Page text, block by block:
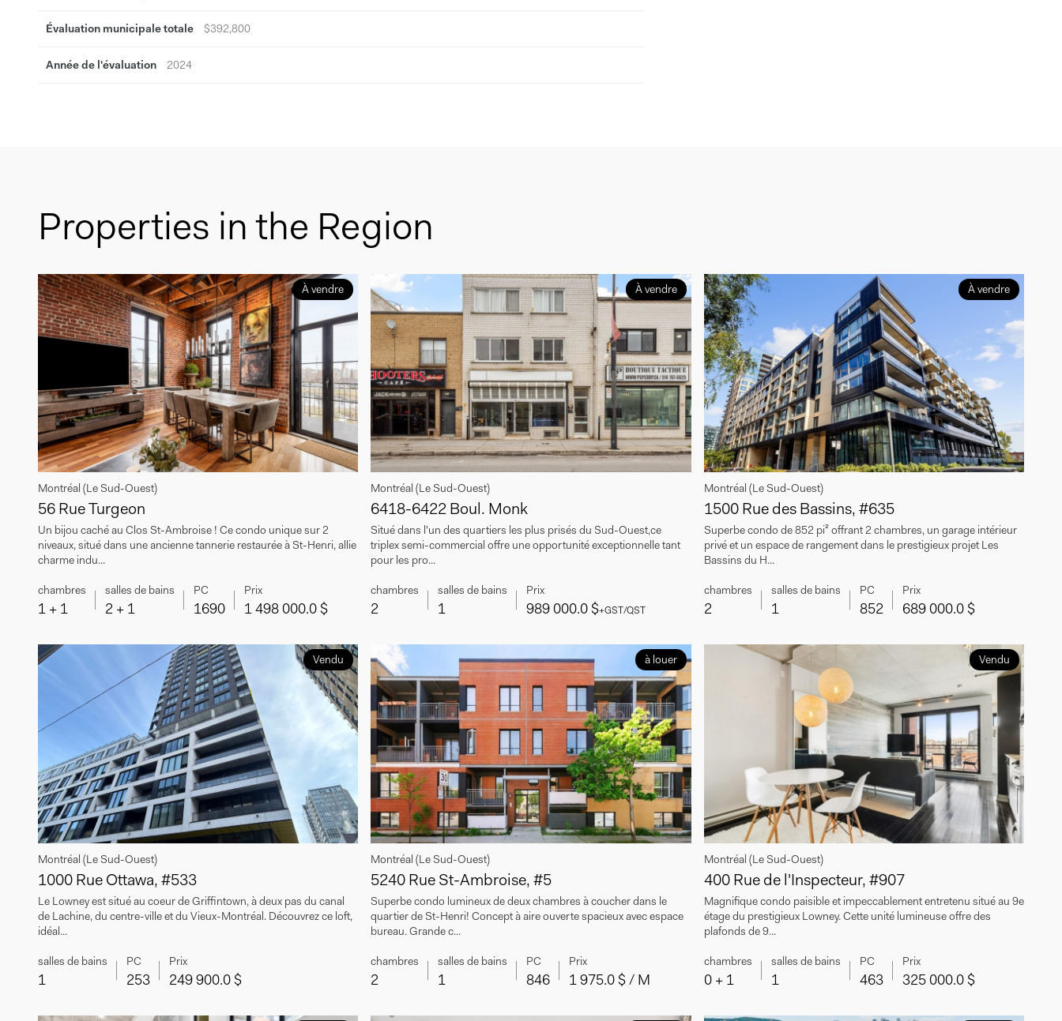
Évaluation municipale totale $392,800
Année de l'évaluation 2024
Properties in the Region
À vendre
Montréal (Le Sud-Ouest)
56 Rue Turgeon
Un bijou caché au Clos St-Ambroise ! Ce condo unique sur 2
niveaux, situé dans une ancienne tannerie restaurée à St-Henri, allie
charme indu...
chambres
1 + 1
salles de bains
2 + 1
PC
1690
Prix
1 498 000.0 $
À vendre
Montréal (Le Sud-Ouest)
6418-6422 Boul. Monk
Situé dans l'un des quartiers les plus prisés du Sud-Ouest,ce
triplex semi-commercial offre une opportunité exceptionnelle tant
pour les pro...
chambres
2
salles de bains
1
Prix
989 000.0 $+GST/QST
À vendre
Montréal (Le Sud-Ouest)
1500 Rue des Bassins, #635
Superbe condo de 852 pi² offrant 2 chambres, un garage intérieur
privé et un espace de rangement dans le prestigieux projet Les
Bassins du H...
chambres
2
salles de bains
1
PC
852
Prix
689 000.0 $
Vendu
Montréal (Le Sud-Ouest)
1000 Rue Ottawa, #533
Le Lowney est situé au coeur de Griffintown, à deux pas du canal
de Lachine, du centre-ville et du Vieux-Montréal. Découvrez ce loft,
idéal...
salles de bains
1
PC
253
Prix
249 900.0 $
à louer
Montréal (Le Sud-Ouest)
5240 Rue St-Ambroise, #5
Superbe condo lumineux de deux chambres à coucher dans le
quartier de St-Henri! Concept à aire ouverte spacieux avec espace
bureau. Grande c...
chambres
2
salles de bains
1
PC
846
Prix
1 975.0 $ / M
Vendu
Montréal (Le Sud-Ouest)
400 Rue de l'Inspecteur, #907
Magnifique condo paisible et impeccablement entretenu situé au 9e
étage du prestigieux Lowney. Cette unité lumineuse offre des
plafonds de 9...
chambres
0 + 1
salles de bains
1
PC
463
Prix
325 000.0 $